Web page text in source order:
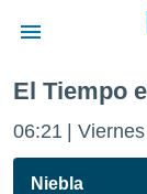
de
por
El Tiempo
06:21 Viernes
Niebla